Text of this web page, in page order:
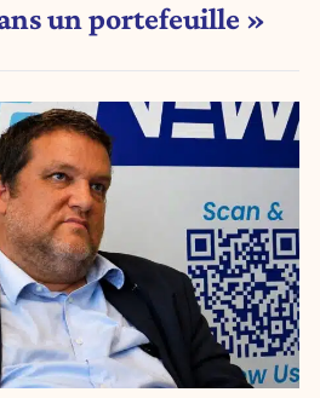
un portefeuille »